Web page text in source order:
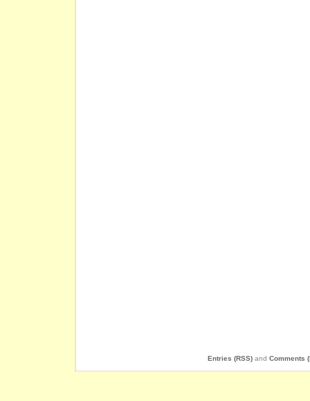
Entries (RSS) and Comments